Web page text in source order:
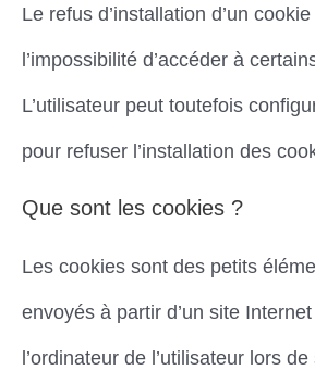
Le refus d’installation d’un
l’impossibilité d’accéder à
L’utilisateur peut toutefois
pour refuser l’installation des
Que sont les cookies ?
Les cookies sont des petits
envoyés à partir d’un site
l’ordinateur de l’utilisateur lors